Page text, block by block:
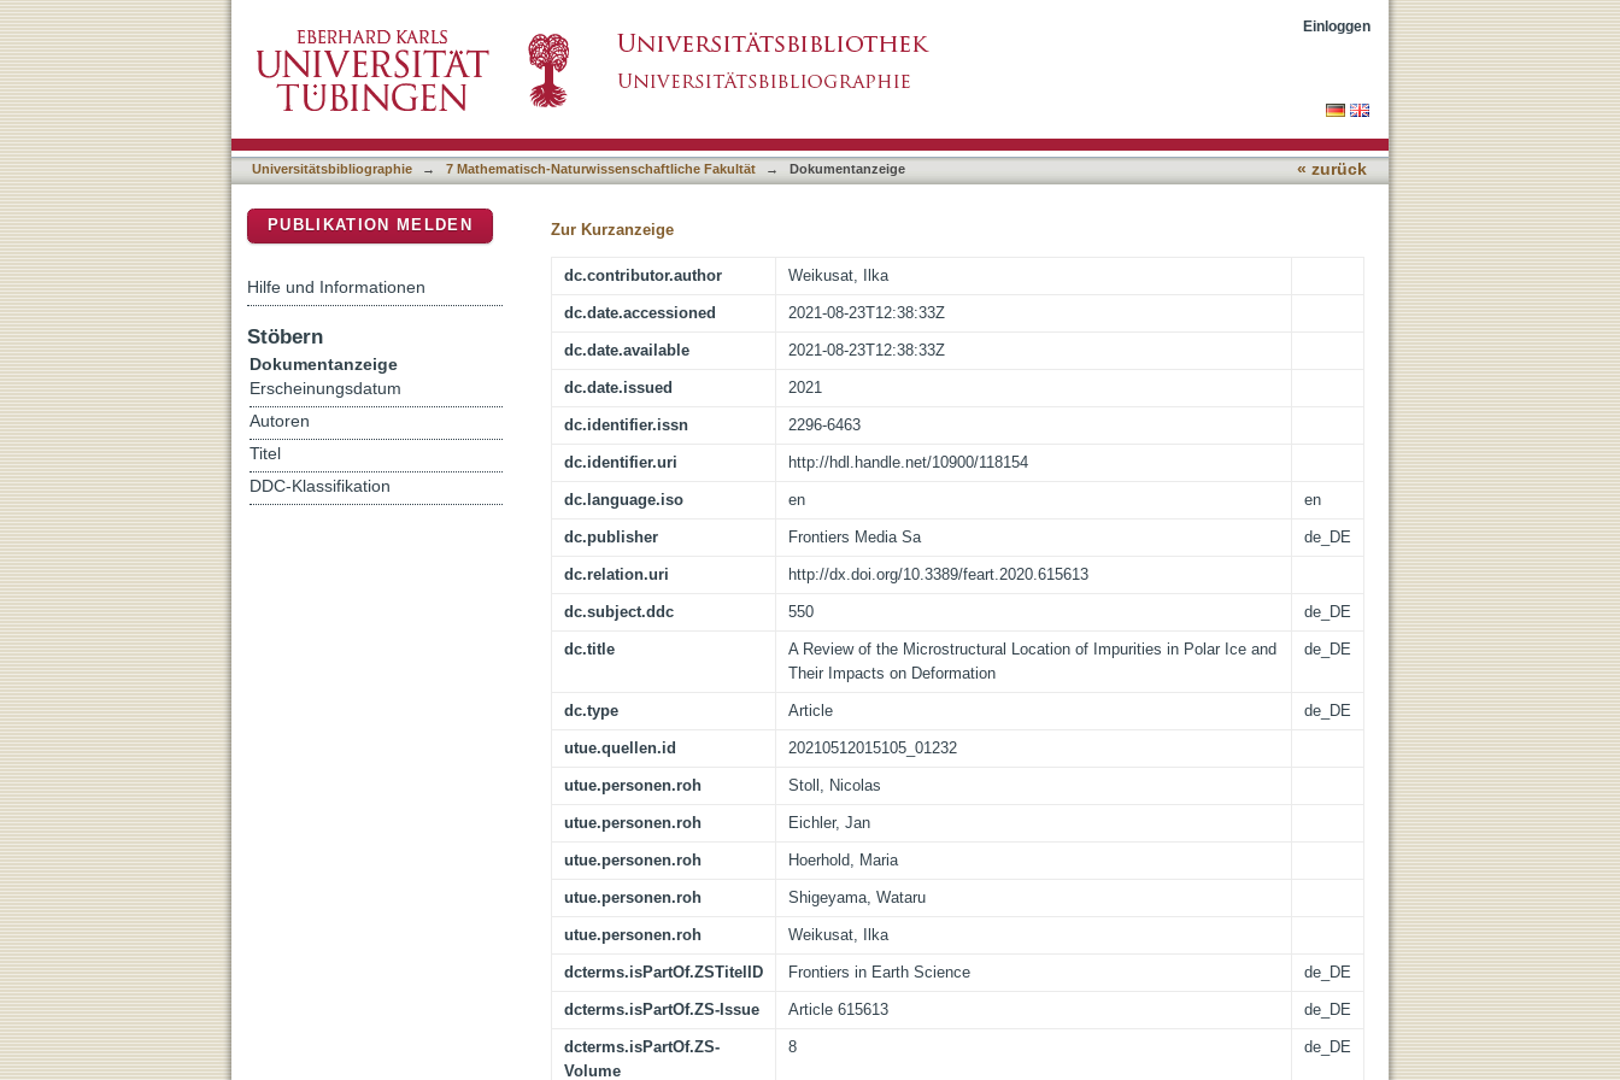
Deformation
Einloggen
Universitätsbibliographie → 7 Mathematisch-Naturwissenschaftliche Fakultät → Dokumentanzeige « zurück
Zur Kurzanzeige
dc.contributor.author Weikusat, Ilka
dc.date.accessioned 2021-08-23T12:38:33Z
dc.date.available 2021-08-23T12:38:33Z
dc.date.issued 2021
dc.identifier.issn 2296-6463
dc.identifier.uri http://hdl.handle.net/10900/118154
dc.language.iso en en
dc.publisher Frontiers Media Sa de_DE
dc.relation.uri http://dx.doi.org/10.3389/feart.2020.615613
dc.subject.ddc 550 de_DE
dc.title
A Review of the Microstructural Location of Impurities in Polar Ice and
Their Impacts on Deformation
de_DE
dc.type Article de_DE
utue.quellen.id 20210512015105_01232
utue.personen.roh Stoll, Nicolas
utue.personen.roh Eichler, Jan
utue.personen.roh Hoerhold, Maria
utue.personen.roh Shigeyama, Wataru
utue.personen.roh Weikusat, Ilka
dcterms.isPartOf.ZSTitelID Frontiers in Earth Science de_DE
dcterms.isPartOf.ZS-Issue Article 615613 de_DE
dcterms.isPartOf.ZS-
Volume
8 de_DE
PUBLIKATION MELDEN
Hilfe und Informationen
Stöbern
Dokumentanzeige
Erscheinungsdatum
Autoren
Titel
DDC-Klassifikation